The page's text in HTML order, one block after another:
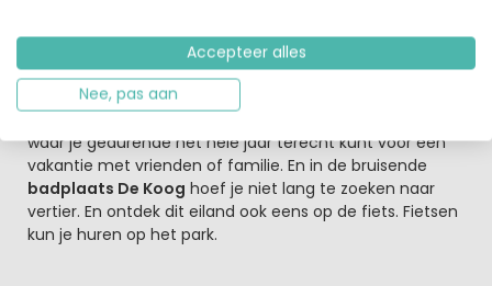
voorzieningen kan jouw vakantie niet meer mislukken.
Voor een actieve vakantie sla je een balletje op de
tennisbaan. Verder vind je op het park een gezellig
eetcafé en een snackbar. Texel is een heerlijk eiland
waar je gedurende het hele jaar terecht kunt voor een
vakantie met vrienden of familie. En in de bruisende
badplaats De Koog hoef je niet lang te zoeken naar
vertier. En ontdek dit eiland ook eens op de fiets. Fietsen
kun je huren op het park.
Accepteer alles
Nee, pas aan